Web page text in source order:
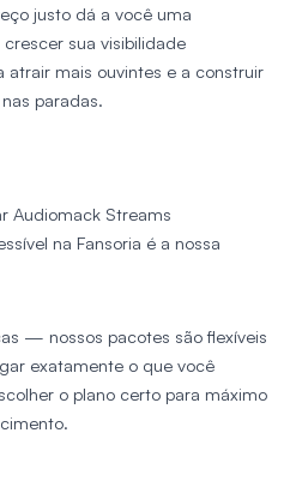
justo dá a você uma
sua visibilidade
mais ouvintes e a construir
paradas.
Audiomack Streams
na Fansoria é a nossa
— nossos pacotes são flexíveis
exatamente o que você
o plano certo para máximo